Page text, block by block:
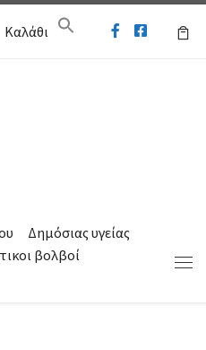
Καλάθι
Δημόσιας υγείας
βολβοί